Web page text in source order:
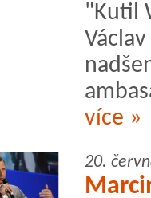
"Kutil
více »
20.